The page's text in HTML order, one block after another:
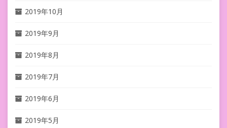
2019年10月
2019年9月
2019年8月
2019年7月
2019年6月
2019年5月